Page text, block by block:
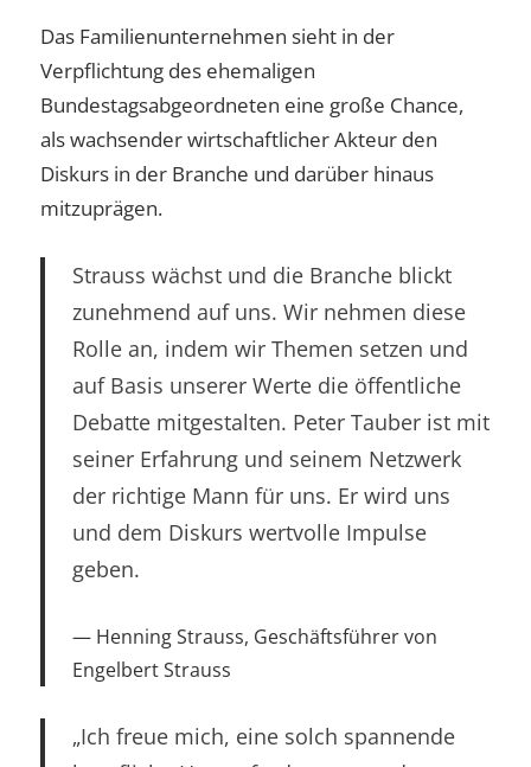
Das Familienunternehmen sieht in der
Verpflichtung des ehemaligen
Bundestagsabgeordneten eine große Chance,
als wachsender wirtschaftlicher Akteur den
Diskurs in der Branche und darüber hinaus
mitzuprägen.
Strauss wächst und die Branche blickt
zunehmend auf uns. Wir nehmen diese
Rolle an, indem wir Themen setzen und
auf Basis unserer Werte die öffentliche
Debatte mitgestalten. Peter Tauber ist mit
seiner Erfahrung und seinem Netzwerk
der richtige Mann für uns. Er wird uns
und dem Diskurs wertvolle Impulse
geben.
Henning Strauss, Geschäftsführer von
Engelbert Strauss
„Ich freue mich, eine solch spannende